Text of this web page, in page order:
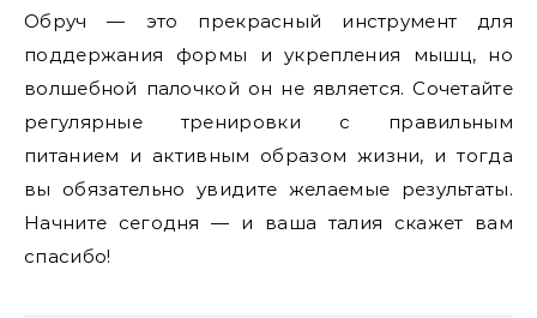
Обруч — это прекрасный инструмент для
поддержания формы и укрепления мышц, но
волшебной палочкой он не является. Сочетайте
регулярные тренировки с правильным
питанием и активным образом жизни, и тогда
вы обязательно увидите желаемые результаты.
Начните сегодня — и ваша талия скажет вам
спасибо!